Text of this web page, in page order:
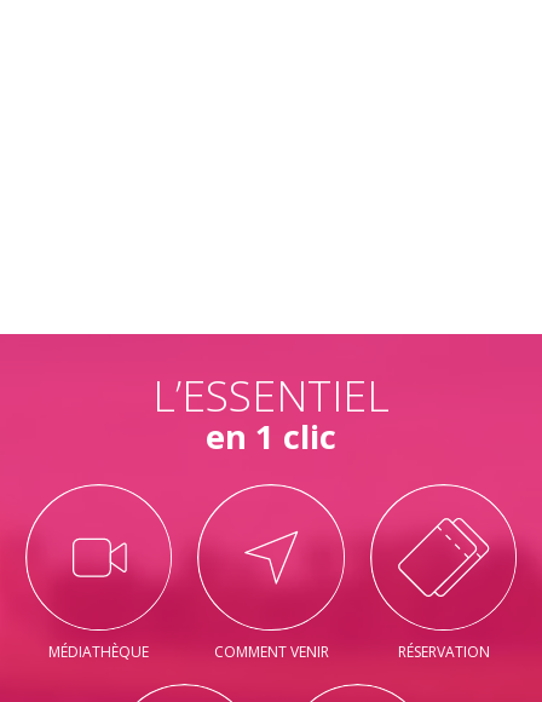
L’ESSENTIEL
en 1 clic
MÉDIATHÈQUE COMMENT VENIR RÉSERVATION